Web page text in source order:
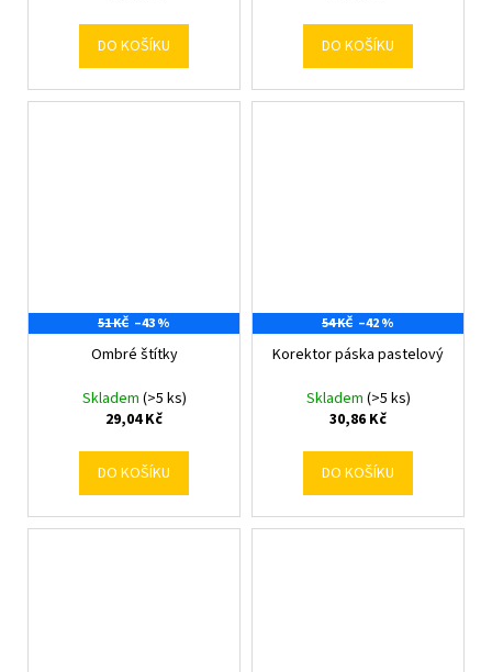
DO KOŠÍKU DO KOŠÍKU
51 KČ –43 %
Ombré štítky
Skladem (>5 ks)
29,04 Kč
DO KOŠÍKU
54 KČ –42 %
Korektor páska pastelový
Skladem (>5 ks)
30,86 Kč
DO KOŠÍKU